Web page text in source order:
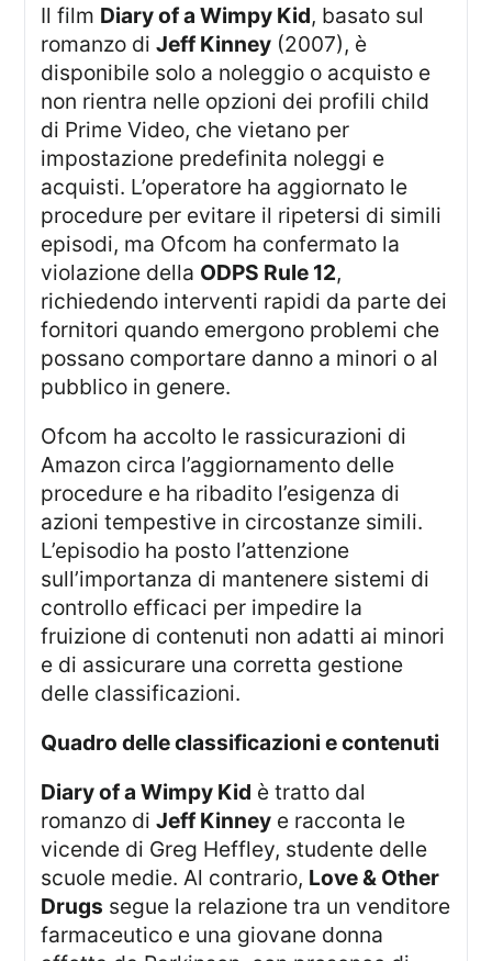
Il film Diary of a Wimpy Kid, basato sul
romanzo diJeff Kinney (2007), è
disponibile solo a noleggio o acquisto e
non rientra nelle opzioni dei profili child
di Prime Video, che vietano per
impostazione predefinita noleggi e
acquisti. L’operatore ha aggiornato le
procedure per evitare il ripetersi di simili
episodi, ma Ofcom ha confermato la
violazione della ODPS Rule 12,
richiedendo interventi rapidi da parte dei
fornitori quando emergono problemi che
possano comportare danno a minori o al
pubblico in genere.
Ofcom ha accolto le rassicurazioni di
Amazon circa l’aggiornamento delle
procedure e ha ribadito l’esigenza di
azioni tempestive in circostanze simili.
L’episodio ha posto l’attenzione
sull’importanza di mantenere sistemi di
controllo efficaci per impedire la
fruizione di contenuti non adatti ai minori
e di assicurare una corretta gestione
delle classificazioni.
quadro delle classificazioni e contenuti
Diary of a Wimpy Kid è tratto dal
romanzo diJeff Kinney e racconta le
vicende di Greg Heffley, studente delle
scuole medie. Al contrario, Love & Other
Drugs segue la relazione tra un venditore
farmaceutico e una giovane donna